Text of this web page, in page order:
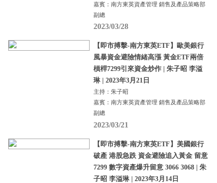
嘉賓：南方東英資產管理 銷售及產品策略部
副總
2023/03/28
【即市搏擊-南方東英ETF】歐美銀行
風暴資金避險情緒高漲 黃金ETF兩倍
槓桿7299引來資金炒作 | 朱子昭 李溢
琳 | 2023年3月21日
主持：朱子昭
嘉賓：南方東英資產管理 銷售及產品策略部
副總
2023/03/21
【即市搏擊-南方東英ETF】美國銀行
破產 港股急跌 資金避險追入黃金 留意
7299 數字資產爆升留意 3066 3068 | 朱
子昭 李溢琳 | 2023年3月14日